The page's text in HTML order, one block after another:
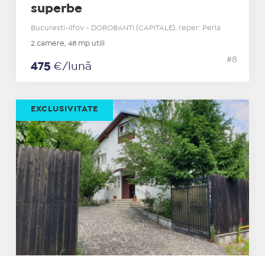
superbe
Bucuresti-Ilfov - DOROBANTI (CAPITALE), reper: Perla
2 camere, 48 mp utili
475 €/lună
#8
EXCLUSIVITATE